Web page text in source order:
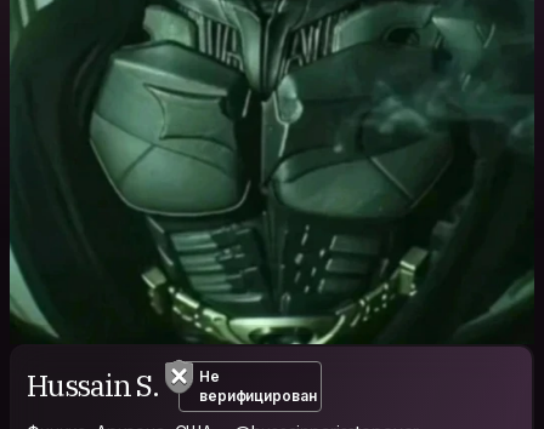
Hussain S.
Не
верифицирован